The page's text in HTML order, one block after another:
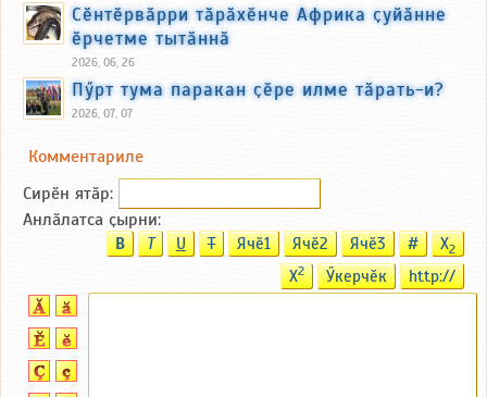
Сӗнтӗрвӑрри тӑрӑхӗнче Африка ҫуйӑнне
ӗрчетме тытӑннӑ
2026, 06, 26
Пӳрт тума паракан ҫӗре илме тӑрать-и?
2026, 07, 07
Комментариле
Сирӗн ятӑp:
Анлӑлатса ҫырни:
B T U T Ячӗ1 Ячӗ2 Ячӗ3 # X2
X2 Ӳкерчӗк http://